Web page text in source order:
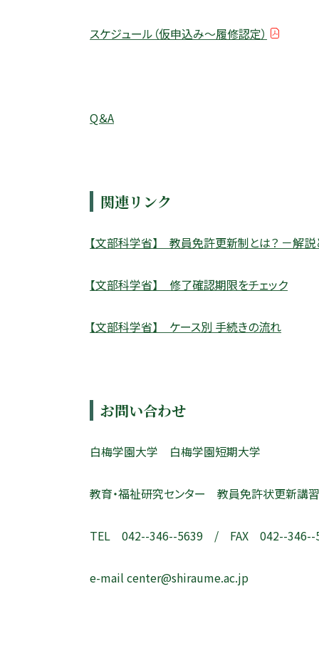
スケジュール（仮申込み～履修認定）
Q＆A
関連リンク
【文部科学省】 教員免許更新制とは？ －解説
【文部科学省】 修了確認期限をチェック
【文部科学省】 ケース別 手続きの流れ
お問い合わせ
白梅学園大学 白梅学園短期大学
教育・福祉研究センター 教員免許状更新講
TEL 042--346--5639 / FAX 042--346--
e-mail center@shiraume.ac.jp